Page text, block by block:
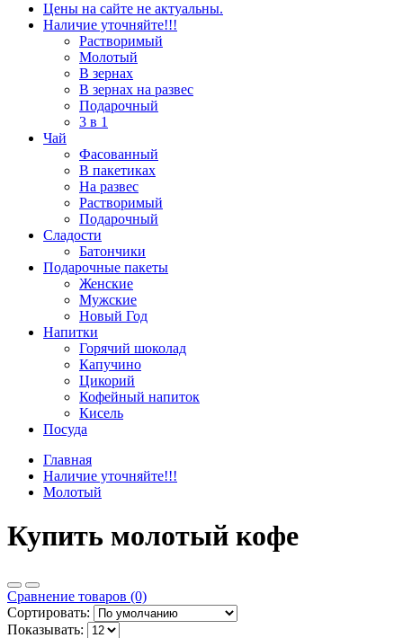
Цены на сайте не актуальны.
Наличие уточняйте!!!
Растворимый
Молотый
В зернах
В зернах на развес
Подарочный
3 в 1
Чай
Фасованный
В пакетиках
На развес
Растворимый
Подарочный
Сладости
Батончики
Подарочные пакеты
Женские
Мужские
Новый Год
Напитки
Горячий шоколад
Капучино
Цикорий
Кофейный напиток
Кисель
Посуда
Главная
Наличие уточняйте!!!
Молотый
Купить молотый кофе
Сравнение товаров (0)
Сортировать:
Показывать: